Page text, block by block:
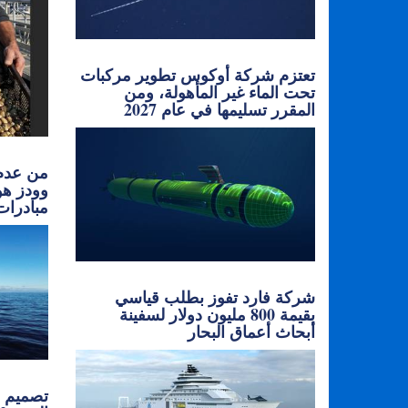
من
وودز
تصميم
تعتزم شركة أوكوس تطوير مركبات
تحت الماء غير المأهولة، ومن
المقرر تسليمها في عام 2027
شركة فارد تفوز بطلب قياسي
بقيمة 800 مليون دولار لسفينة
أبحاث أعماق البحار